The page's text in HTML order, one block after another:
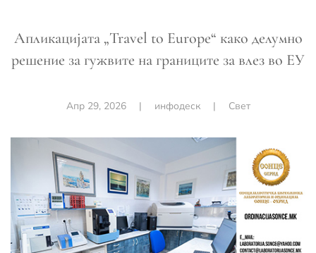
Апликацијата „Travel to Europe“ како делумно
решение за гужвите на границите за влез во ЕУ
Апр 29, 2026| инфодеск| Свет